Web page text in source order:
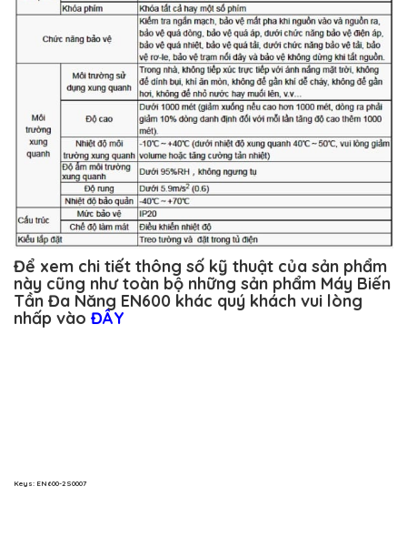
Để xem chi tiết thông số kỹ thuật của sản phẩm
này cũng như toàn bộ những sản phẩm Máy Biến
Tần Đa Năng EN600 khác quý khách vui lòng
nhấp vào ĐÂY
Keys: EN600-2S0007